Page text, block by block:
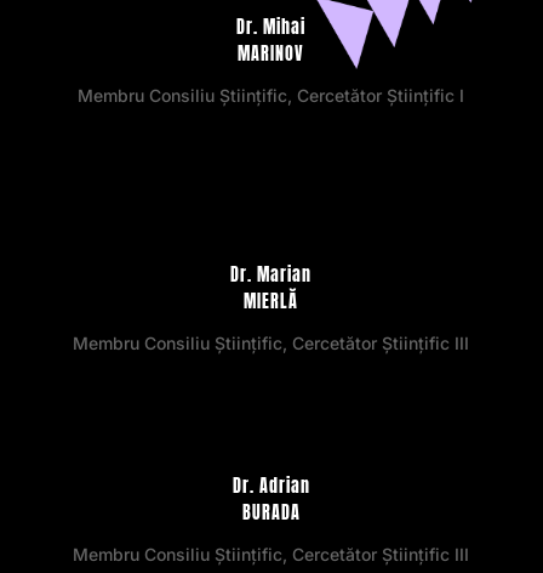
Dr. Mihai
MARINOV
Membru Consiliu Științific, Cercetător Științific I
Dr. Marian
MIERLĂ
Membru Consiliu Științific, Cercetător Științific III
Dr. Adrian
BURADA
Membru Consiliu Științific, Cercetător Științific III